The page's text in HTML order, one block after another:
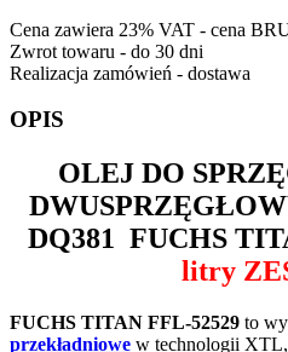
Cena zawiera 23% VAT - cena
Zwrot towaru - do 30 dni
Realizacja zamówień - dostawa
OPIS
OLEJ DO
DQ381 FUCHS
litry
FUCHS TITAN FFL-52529 to
przekładniowe w technologii XTL,